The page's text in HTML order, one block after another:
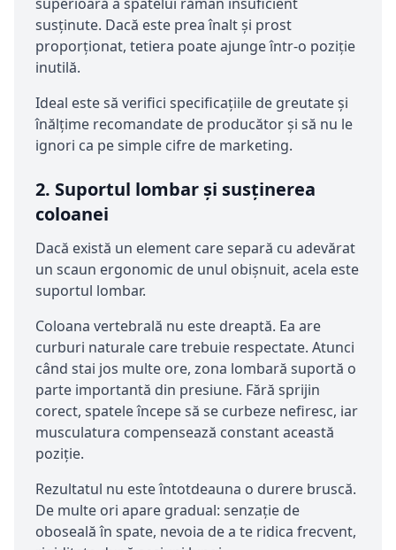
susținute. Dacă este prea înalt și prost
proporționat, tetiera poate ajunge într-o poziție
inutilă.
Ideal este să verifici specificațiile de greutate și
înălțime recomandate de producător și să nu le
ignori ca pe simple cifre de marketing.
2. Suportul lombar și susținerea
coloanei
Dacă există un element care separă cu adevărat
un scaun ergonomic de unul obișnuit, acela este
suportul lombar.
Coloana vertebrală nu este dreaptă. Ea are
curburi naturale care trebuie respectate. Atunci
când stai jos multe ore, zona lombară suportă o
parte importantă din presiune. Fără sprijin
corect, spatele începe să se curbeze nefiresc, iar
musculatura compensează constant această
poziție.
Rezultatul nu este întotdeauna o durere bruscă.
De multe ori apare gradual: senzație de
oboseală în spate, nevoia de a te ridica frecvent,